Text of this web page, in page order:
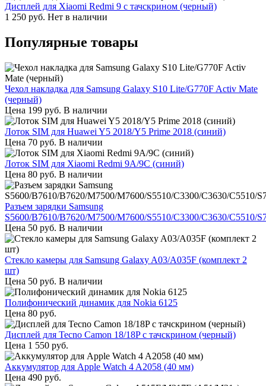
Дисплей для Xiaomi Redmi 9 с тачскрином (черный)
1 250 руб. Нет в наличии
Популярные товары
Чехол накладка для Samsung Galaxy S10 Lite/G770F Activ Mate
(черный)
Цена 199 руб. В наличии
Лоток SIM для Huawei Y5 2018/Y5 Prime 2018 (синий)
Цена 70 руб. В наличии
Лоток SIM для Xiaomi Redmi 9A/9C (синий)
Цена 80 руб. В наличии
Разъем зарядки Samsung
S5600/B7610/B7620/M7500/M7600/S5510/C3300/C3630/C5510/
Цена 50 руб. В наличии
Стекло камеры для Samsung Galaxy A03/A035F (комплект 2
шт)
Цена 50 руб. В наличии
Полифонический динамик для Nokia 6125
Цена 80 руб.
Дисплей для Tecno Camon 18/18P с тачскрином (черный)
Цена 1 550 руб.
Аккумулятор для Apple Watch 4 A2058 (40 мм)
Цена 490 руб.